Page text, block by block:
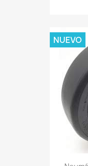
NUEVO